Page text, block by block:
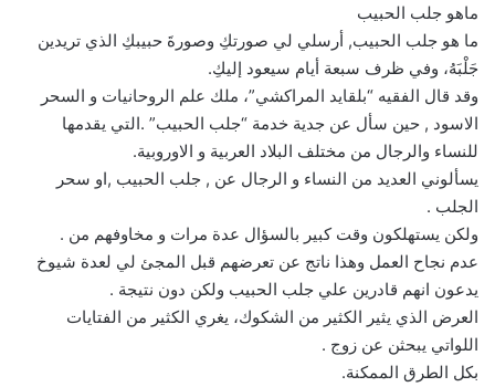
ماهو جلب الحبيب
ما هو جلب الحبيب, أرسلي لي صورتكِ وصورةَ حبيبكِ الذي تريدين
جَلْبَهُ، وفي ظرف سبعة أيام سيعود إليكِ.
وقد قال الفقيه “بلقايد المراكشي”، ملك علم الروحانيات و السحر
الاسود , حين سأل عن جدية خدمة “جلب الحبيب” .التي يقدمها
للنساء والرجال من مختلف البلاد العربية و الاوروبية.
يسألوني العديد من النساء و الرجال عن , جلب الحبيب ,او سحر
الجلب .
ولكن يستهلكون وقت كبير بالسؤال عدة مرات و مخاوفهم من .
عدم نجاح العمل وهذا ناتج عن تعرضهم قبل المجئ لي لعدة شيوخ
يدعون انهم قادرين علي جلب الحبيب ولكن دون نتيجة .
العرض الذي يثير الكثير من الشكوك، يغري الكثير من الفتايات
اللواتي يبحثن عن زوج .
بكل الطرق الممكنة.